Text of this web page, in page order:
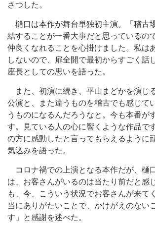
さつした。
樋口は本作が舞台単独初主演。「稽古
結することが一番大事だと思っているの
仲良くなれることを心掛けました。私は
しないので、扉全開で最初からすごく話
座長としての思いを語った。
また、初演に続き、平山まどかを演じ
公演と、また違うものを稽古でも感じて
うものになるんだろうなと。今も本番が
す。見ている人の心に響くような作品で
の方に感動したと言ってもらえるように
気込みを語った。
コロナ禍での上演となる本作だが、樋
は、お客さんがいるのは当たり前だと感
も、今、こういう状況でお客さんが来て
当にありがたいことで、かけがえのない
す」と感謝を述べた。